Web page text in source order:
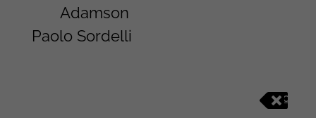
Adamson
Paolo Sordelli
C
O